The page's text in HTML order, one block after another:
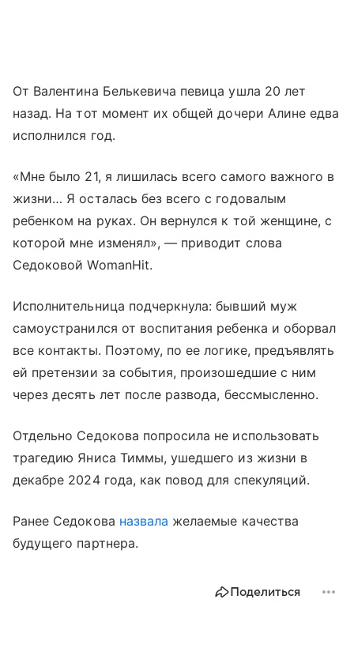
От Валентина Белькевича певица ушла 20 лет
назад. На тот момент их общей дочери Алине едва
исполнился год.
«Мне было 21, я лишилась всего самого важного в
жизни… Я осталась без всего с годовалым
ребенком на руках. Он вернулся к той женщине, с
которой мне изменял», — приводит слова
Седоковой WomanHit.
Исполнительница подчеркнула: бывший муж
самоустранился от воспитания ребенка и оборвал
все контакты. Поэтому, по ее логике, предъявлять
ей претензии за события, произошедшие с ним
через десять лет после развода, бессмысленно.
Отдельно Седокова попросила не использовать
трагедию Яниса Тиммы, ушедшего из жизни в
декабре 2024 года, как повод для спекуляций.
Ранее Седокова назвала желаемые качества
будущего партнера.
Поделиться